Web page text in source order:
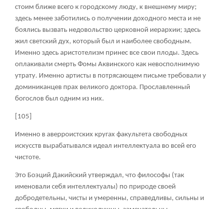
стоим ближе всего к городскому люду, к внешнему миру;
здесь менее заботились о получении доходного места и не
боялись вызвать недовольство церковной иерархии; здесь
жил светский дух, который был и наиболее свободным.
Именно здесь аристотелизм принес все свои плоды. Здесь
оплакивали смерть Фомы Аквинского как невосполнимую
утрату. Именно артисты в потрясающем письме требовали у
доминиканцев прах великого доктора. Прославленный
богослов был одним из них.
[105]
Именно в аверроистских кругах факультета свободных
искусств вырабатывался идеал интеллектуала во всей его
чистоте.
Это Боэций Дакийский утверждал, что философы (так
именовали себя интеллектуалы) по природе своей
добродетельны, чисты и умеренны, справедливы, сильны и